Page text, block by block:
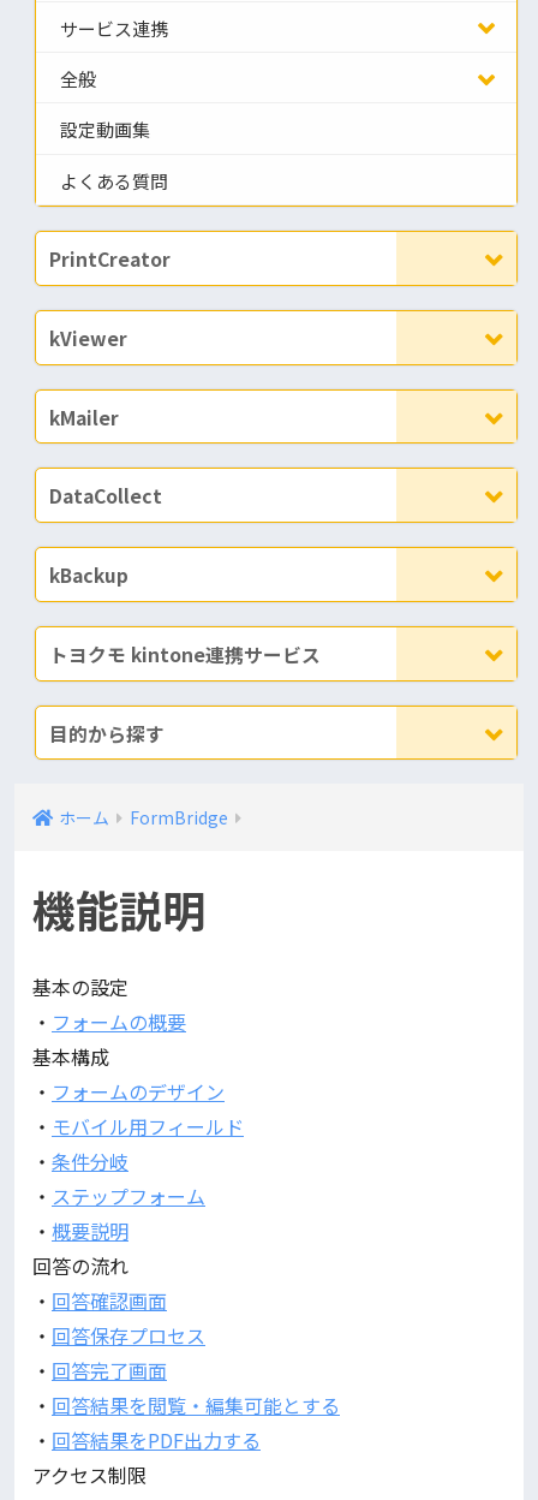
サービス連携
全般
設定動画集
よくある質問
PrintCreator
kViewer
kMailer
DataCollect
kBackup
トヨクモ kintone連携サービス
目的から探す
ホーム FormBridge
機能説明
基本の設定
・ フォームの概要
基本構成
・ フォームのデザイン
・ モバイル用フィールド
・ 条件分岐
・ ステップフォーム
・ 概要説明
回答の流れ
・ 回答確認画面
・ 回答保存プロセス
・ 回答完了画面
・ 回答結果を閲覧・編集可能とする
・ 回答結果をPDF出力する
アクセス制限